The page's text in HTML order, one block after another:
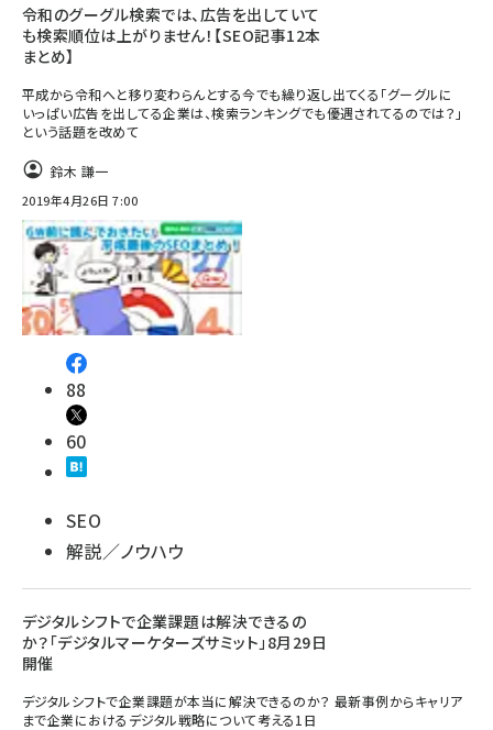
令和のグーグル検索では、広告を出していて
も検索順位は上がりません！【SEO記事12本
まとめ】
平成から令和へと移り変わらんとする今でも繰り返し出てくる「グーグルに
いっぱい広告を出してる企業は、検索ランキングでも優遇されてるのでは？」
という話題を改めて
鈴木 謙一
2019年4月26日 7:00
88
60
SEO
解説／ノウハウ
デジタルシフトで企業課題は解決できるの
か？「デジタルマーケターズサミット」8月29日
開催
デジタルシフトで企業課題が本当に解決できるのか？ 最新事例からキャリア
まで企業におけるデジタル戦略について考える1日